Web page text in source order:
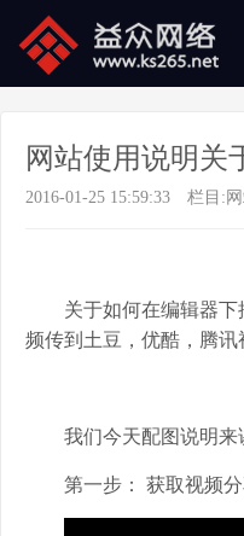
网站使用说明关
2016-01-25 15:59:33 栏目:
关于如何在编辑器
频传到土豆，优酷，腾讯
我们今天配图说明来
第一步： 获取视频